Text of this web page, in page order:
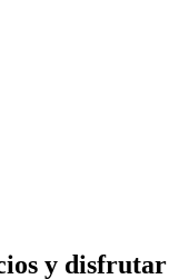
y disfrutar